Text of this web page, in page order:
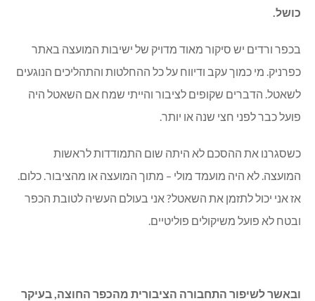
כושל.
בכפר ורדים יש סיקור מאוד מדויק של ישיבות המועצה באתר
כפרניק. מי כמוך עקב ודיווח על כל ההחלטות והתהליכים הנוגעים
לשאטל. הדברים שקופים לציבור והייתי שמח אם השאטל היה
פועל כבר לפני חצי שנה או יותר.
כשסגרנו את ההסכם לא היתה שום התמודדות לראשות
המועצה. לא היה מועמד מולי – מתוך המועצה או מהציבור. כלום.
אז אני יכול לתזמן את השאטל? אני בעולם העשיה לטובת הכפר
ובטח לא פועל משיקולים פוליטיים.
ובאשר לשיפור התחבורה הציבורית מהכפר החוצה, בעיקר